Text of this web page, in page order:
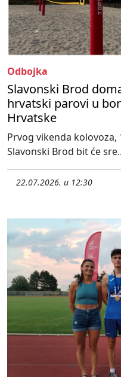
Odbojka
Slavonski Brod
hrvatski parovi u
Hrvatske
Prvog vikenda kolovoza,
Slavonski Brod bit će
22.07.2026. u 12:30